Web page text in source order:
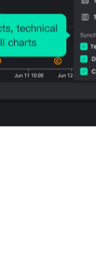
地缘政治冲突
通胀走势。
，以确保政策
，避免因过早
水平虽然回落
到2%的目标。